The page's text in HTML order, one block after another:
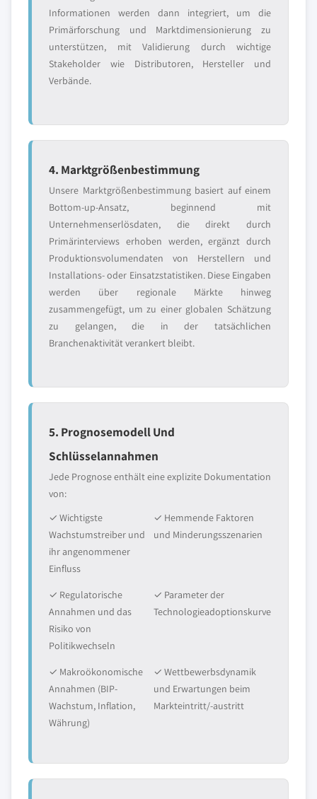
Informationen werden dann integriert, um die
Primärforschung und Marktdimensionierung zu
unterstützen, mit Validierung durch wichtige
Stakeholder wie Distributoren, Hersteller und
Verbände.
4. Marktgrößenbestimmung
Unsere Marktgrößenbestimmung basiert auf einem
Bottom-up-Ansatz, beginnend mit
Unternehmenserlösdaten, die direkt durch
Primärinterviews erhoben werden, ergänzt durch
Produktionsvolumendaten von Herstellern und
Installations- oder Einsatzstatistiken. Diese Eingaben
werden über regionale Märkte hinweg
zusammengefügt, um zu einer globalen Schätzung
zu gelangen, die in der tatsächlichen
Branchenaktivität verankert bleibt.
5. Prognosemodell Und
Schlüsselannahmen
Jede Prognose enthält eine explizite Dokumentation
von:
✓ Wichtigste
Wachstumstreiber und
ihr angenommener
Einfluss
✓ Hemmende Faktoren
und Minderungsszenarien
✓ Regulatorische
Annahmen und das
Risiko von
Politikwechseln
✓ Parameter der
Technologieadoptionskurve
✓ Makroökonomische
Annahmen (BIP-
Wachstum, Inflation,
Währung)
✓ Wettbewerbsdynamik
und Erwartungen beim
Markteintritt/-austritt